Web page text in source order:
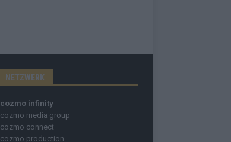
NETZWERK
cozmo infinity
cozmo media group
cozmo connect
cozmo production